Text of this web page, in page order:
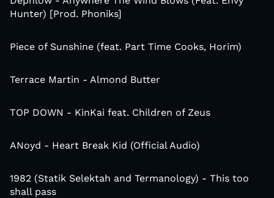
Hunter) [Prod. Phoniks]
Piece of Sunshine (feat. Part Time Cooks, Horim)
Terrace Martin - Almond Butter
TOP DOWN - KinKai feat. Children of Zeus
ANoyd - Heart Break Kid (Official Audio)
1982 (Statik Selektah and Termanology) - This too
shall pass